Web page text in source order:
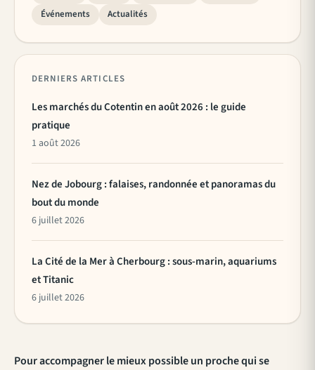
Pour accompagner le mieux possible un proche qui se
Événements
Actualités
DERNIERS ARTICLES
Les marchés du Cotentin en août 2026 : le guide
pratique
1 août 2026
Nez de Jobourg : falaises, randonnée et panoramas du
bout du monde
6 juillet 2026
La Cité de la Mer à Cherbourg : sous-marin, aquariums
et Titanic
6 juillet 2026